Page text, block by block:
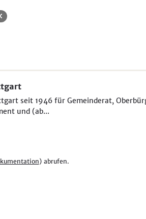
seit 1946 für Gemeinderat,
und (ab...
) abrufen.